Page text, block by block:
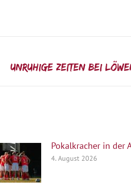
Nächster
Unruhige Zeiten bei
Pokalkracher in der
4. August 2026